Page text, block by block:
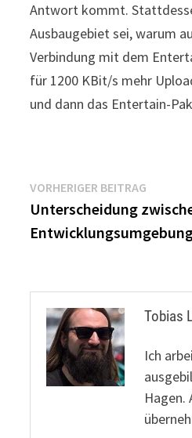
Antwort kommt.
Ausbaugebiet sei, warum
Verbindung mit dem
für 1200 KBit/s mehr
und dann das Entertain-
VORHERIGER BEITRAG
Unterscheidung
Tobias
Ich